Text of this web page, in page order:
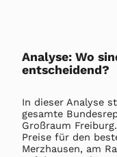
Analyse: Wo
entscheidend?
In dieser Analyse
gesamte
Großraum
Preise für den
Merzhausen, am